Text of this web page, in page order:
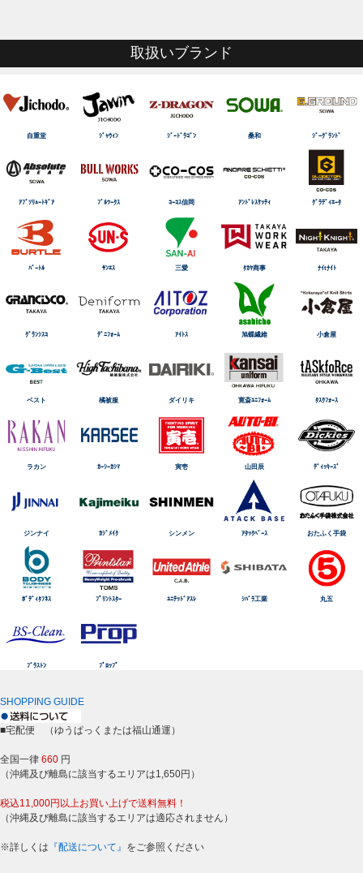
取扱いブランド
自重堂 ｼﾞｬｳｨﾝ ｼﾞｰﾄﾞﾗｺﾞﾝ 桑和 ｼﾞｰｸﾞﾗﾝﾄﾞ
ｱﾌﾞｿﾘｭｰﾄｷﾞｱ ﾌﾞﾙﾜｰｸｽ ｺｰｺｽ信岡 ｱﾝﾄﾞﾚｽｹｯﾃｨ ｸﾞﾗﾃﾞｨｴｰﾀ
ﾊﾞｰﾄﾙ ｻﾝｴｽ 三愛 ﾀｶﾔ商事 ﾅｲtﾅｲﾄ
ｸﾞﾗﾝｼｽｺ ﾃﾞﾆﾌｫｰﾑ ｱｲﾄｽ 旭蝶繊維 小倉屋
ベスト 橘被服 ダイリキ 寛斎ﾕﾆﾌｫｰﾑ ﾀｽｸﾌｫｰｽ
ラカン ｶｰｼｰｶｼﾏ 寅壱 山田辰 ﾃﾞｨｯｷｰｽﾞ
ジンナイ ｶｼﾞﾒｲｸ シンメン ｱﾀｯｸﾍﾞｰｽ おたふく手袋
ﾎﾞﾃﾞｨﾀﾌﾈｽ ﾌﾟﾘﾝﾄｽﾀｰ ﾕﾆﾃｯﾄﾞｱｽﾚ ｼﾊﾞﾗ工業 丸五
ﾌﾞﾗｽﾄﾝ ﾌﾟﾛｯﾌﾟ
SHOPPING GUIDE
■宅配便 （ゆうぱっくまたは福山通運）
全国一律 660 円
（沖縄及び離島に該当するエリアは1,650円）
税込11,000円以上お買い上げで送料無料！
（沖縄及び離島に該当するエリアは適応されません）
※詳しくは 『配送について』 をご参照ください